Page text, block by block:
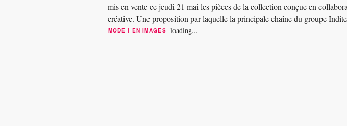
mis en vente ce jeudi 21 mai les pièces de la collection conçue en
créative. Une proposition par laquelle la principale chaîne du groupe
offre...
MODE | EN IMAGES loading...